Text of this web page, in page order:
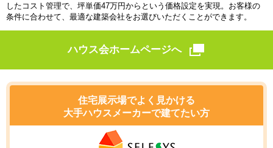
したコスト管理で、坪単価47万円からという価格設定を実現。お客様の
条件に合わせて、最適な建築会社をお選びいただくことができます。
ハウス会ホームページへ
住宅展示場でよく見かける
大手ハウスメーカーで建てたい方